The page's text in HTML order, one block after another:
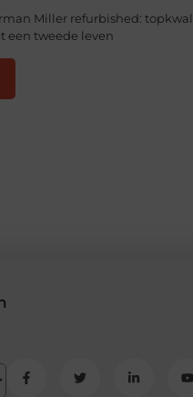
Miller refurbished:
een tweede leven